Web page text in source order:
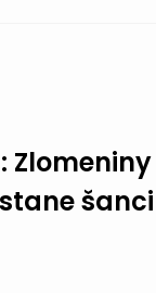
Zlomeniny
šanci